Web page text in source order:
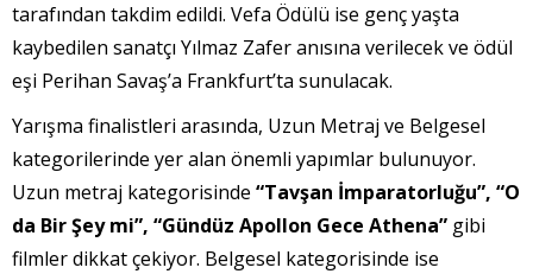
tarafından takdim edildi. Vefa Ödülü ise genç yaşta
kaybedilen sanatçı Yılmaz Zafer anısına verilecek ve ödül
eşi Perihan Savaş’a Frankfurt’ta sunulacak.
Yarışma finalistleri arasında, Uzun Metraj ve Belgesel
kategorilerinde yer alan önemli yapımlar bulunuyor.
Uzun metraj kategorisinde “Tavşan İmparatorluğu”, “O
da Bir Şey mi”, “Gündüz Apollon Gece Athena” gibi
filmler dikkat çekiyor. Belgesel kategorisinde ise